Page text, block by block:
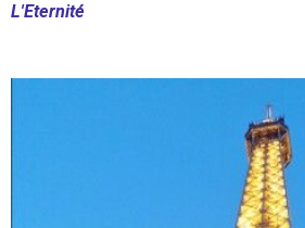
L'Eternité